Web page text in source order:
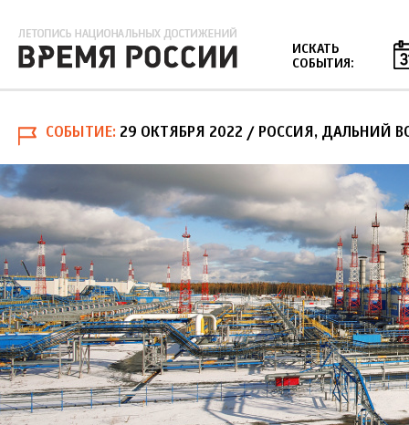
ИСКАТЬ
СОБЫТИЯ:
СОБЫТИЕ 29 ОКТЯБРЯ 2022 / РОССИЯ, ДАЛЬНИЙ